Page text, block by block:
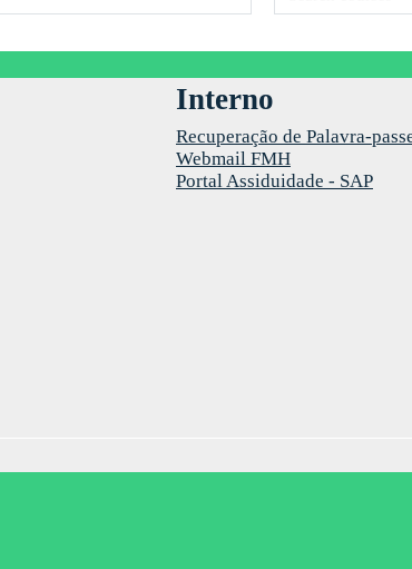
Interno
Recuperação de Palavra-
Webmail FMH
Portal Assiduidade - SAP